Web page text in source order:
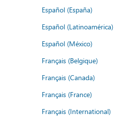
Español (España)
Español (Latinoamérica)
Español (México)
Français (Belgique)
Français (Canada)
Français (France)
Français (International)